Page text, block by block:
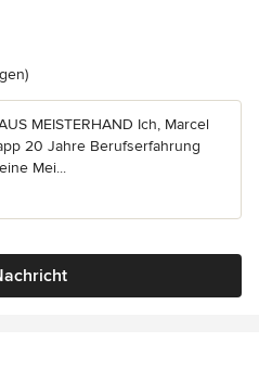
5 von 5 Sternen
MEISTERHAND Ich, Marcel
20 Jahre Berufserfahrung
Mei...